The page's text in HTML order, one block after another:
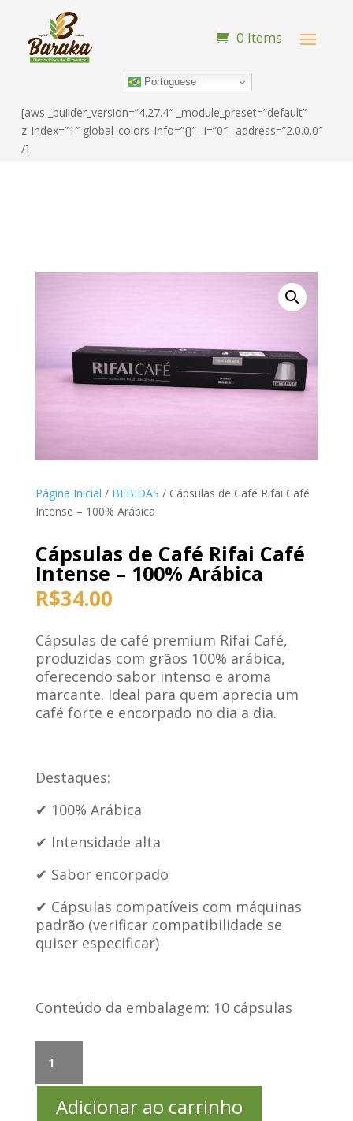
0 Items
Portuguese
[aws _builder_version=”4.27.4″ _module_preset=”default”
z_index=”1″ global_colors_info=”{}” _i=”0″ _address=”2.0.0.0″
/]
Página Inicial / BEBIDAS / Cápsulas de Café Rifai Café
Intense – 100% Arábica
Cápsulas de Café Rifai Café
Intense – 100% Arábica
R$34.00
Cápsulas de café premium Rifai Café,
produzidas com grãos 100% arábica,
oferecendo sabor intenso e aroma
marcante. Ideal para quem aprecia um
café forte e encorpado no dia a dia.
Destaques:
✔ 100% Arábica
✔ Intensidade alta
✔ Sabor encorpado
✔ Cápsulas compatíveis com máquinas
padrão (verificar compatibilidade se
quiser especificar)
Conteúdo da embalagem: 10 cápsulas
Café
Adicionar ao carrinho